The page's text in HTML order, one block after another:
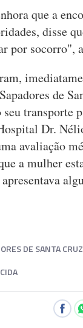
que a
disse
por socorro",
de
transporte
Dr.
avaliação
a mulher
DE SANTA CRUZ